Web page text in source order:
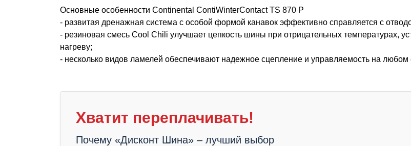
Основные особенности Continental ContiWinterContact TS 870 P
- развитая дренажная система с особой формой канавок эффективно справляется с
- резиновая смесь Cool Chili улучшает цепкость шины при отрицательных температурах,
нагреву;
- несколько видов ламелей обеспечивают надежное сцепление и управляемость на любом
Хватит переплачивать!
Почему «Дисконт Шина» – лучший выбор